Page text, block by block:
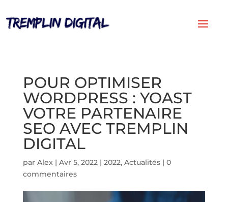
POUR OPTIMISER
WORDPRESS : YOAST
VOTRE PARTENAIRE
SEO AVEC TREMPLIN
DIGITAL
par Alex| Avr 5, 2022| 2022, Actualités| 0
commentaires